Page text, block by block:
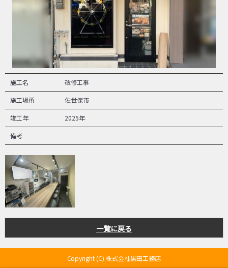
施工名 改修工事
施工場所 佐世保市
竣工年 2025年
備考
一覧に戻る
Copyright (C) 株式会社黒田工務店